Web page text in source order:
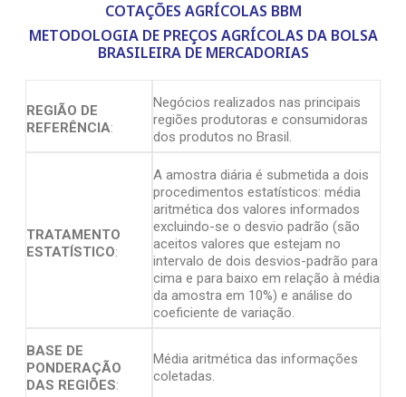
COTAÇÕES AGRÍCOLAS BBM
METODOLOGIA DE PREÇOS AGRÍCOLAS DA BOLSA
BRASILEIRA DE MERCADORIAS
REGIÃO DE
REFERÊNCIA:
Negócios realizados nas principais
regiões produtoras e consumidoras
dos produtos no Brasil.
TRATAMENTO
ESTATÍSTICO:
A amostra diária é submetida a dois
procedimentos estatísticos: média
aritmética dos valores informados
excluindo-se o desvio padrão (são
aceitos valores que estejam no
intervalo de dois desvios-padrão para
cima e para baixo em relação à média
da amostra em 10%) e análise do
coeficiente de variação.
BASE DE
PONDERAÇÃO
DAS REGIÕES:
Média aritmética das informações
coletadas.